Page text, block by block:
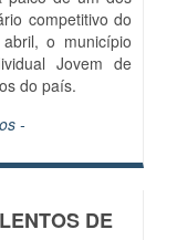
competitivo do
o município
Jovem de
do país.
-
DE